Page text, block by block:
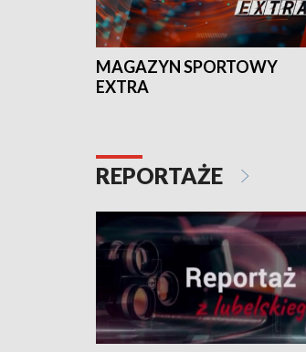
MAGAZYN SPORTOWY
EXTRA
REPORTAŻE